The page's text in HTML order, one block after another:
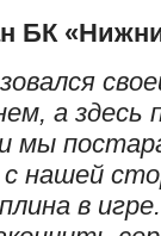
БК
а здесь
мы
нашей
в